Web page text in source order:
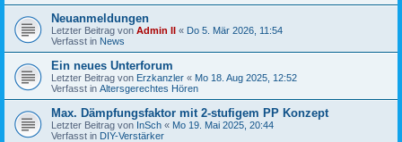
Neuanmeldungen
Letzter Beitrag von Admin II « Do 5. Mär 2026, 11:54
Verfasst in News
Ein neues Unterforum
Letzter Beitrag von Erzkanzler « Mo 18. Aug 2025, 12:52
Verfasst in Altersgerechtes Hören
Max. Dämpfungsfaktor mit 2-stufigem PP Konzept
Letzter Beitrag von InSch « Mo 19. Mai 2025, 20:44
Verfasst in DIY-Verstärker